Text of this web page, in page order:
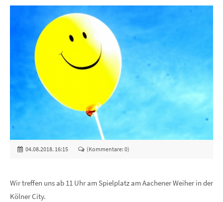
04.08.2018. 16:15 (Kommentare: 0)
Wir treffen uns ab 11 Uhr am Spielplatz am Aachener Weiher in der
Kölner City.